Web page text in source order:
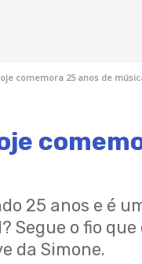
comemora 25 anos de
25 anos e é
Segue o fio que
da Simone.